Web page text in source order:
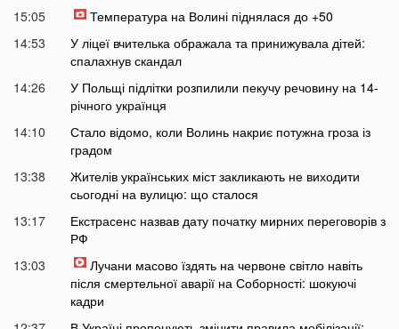
15:05
Температура на Волині піднялася до +50
14:53
У ліцеї вчителька ображала та принижувала дітей:
спалахнув скандал
14:26
У Польщі підлітки розпилили пекучу речовину на 14-
річного українця
14:10
Стало відомо, коли Волинь накриє потужна гроза із
градом
13:38
Жителів українських міст закликають не виходити
сьогодні на вулицю: що сталося
13:17
Екстрасенс назвав дату початку мирних переговорів з
РФ
13:03
Лучани масово їздять на червоне світло навіть
після смертельної аварії на Соборності: шокуючі
кадри